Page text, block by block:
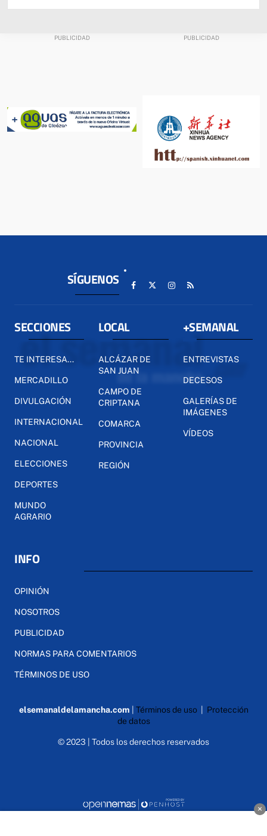
SÍGUENOS
SECCIONES
TE INTERESA...
MERCADILLO
DIVULGACIÓN
INTERNACIONAL
NACIONAL
ELECCIONES
DEPORTES
MUNDO
AGRARIO
LOCAL
ALCÁZAR DE
SAN JUAN
CAMPO DE
CRIPTANA
COMARCA
PROVINCIA
REGIÓN
+SEMANAL
ENTREVISTAS
DECESOS
GALERÍAS DE
IMÁGENES
VÍDEOS
INFO
OPINIÓN
NOSOTROS
PUBLICIDAD
NORMAS PARA COMENTARIOS
TÉRMINOS DE USO
elsemanaldelamancha.com Términos de uso| Protección
de datos
© 2023 | Todos los derechos reservados
×